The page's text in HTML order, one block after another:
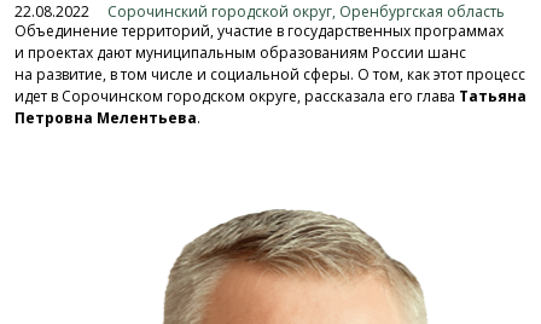
22.08.2022 Сорочинский городской округ, Оренбургская область
Объединение территорий, участие в государственных программах
и проектах дают муниципальным образованиям России шанс
на развитие, в том числе и социальной сферы. О том, как этот процесс
идет в Сорочинском городском округе, рассказала его глава Татьяна
Петровна Мелентьева.